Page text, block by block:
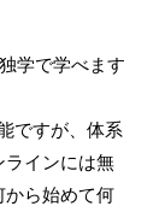
学で学べます
ですが、体系
ラインには無
から始めて何